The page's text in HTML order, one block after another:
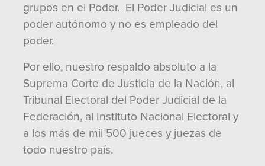
grupos en el Poder. El Poder Judicial es un
poder autónomo y no es empleado del
poder.
Por ello, nuestro respaldo absoluto a la
Suprema Corte de Justicia de la Nación, al
Tribunal Electoral del Poder Judicial de la
Federación, al Instituto Nacional Electoral y
a los más de mil 500 jueces y juezas de
todo nuestro país.